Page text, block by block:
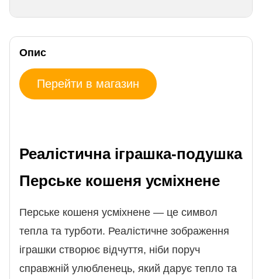
Опис
Перейти в магазин
Реалістична іграшка-подушка
Перське кошеня усміхнене
Перське кошеня усміхнене — це символ
тепла та турботи. Реалістичне зображення
іграшки створює відчуття, ніби поруч
справжній улюбленець, який дарує тепло та